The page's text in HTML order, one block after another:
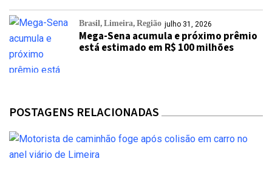
Brasil Limeira Região julho 31, 2026
Mega-Sena acumula e próximo prêmio
está estimado em R$ 100 milhões
POSTAGENS RELACIONADAS